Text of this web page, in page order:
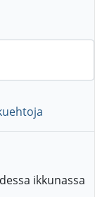
ikkunassa